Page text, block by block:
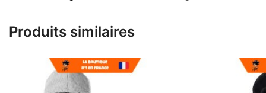
Produits similaires